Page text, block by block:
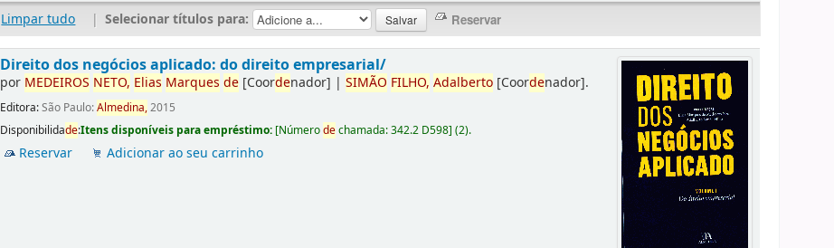
Limpar tudo | Selecionar títulos para:
Direito dos negócios aplicado: do direito empresarial/
por MEDEIROS NETO, Elias Marques de [Coordenador] |SIMÃO FILHO, Adalberto [Coordenador].
Editora:São Paulo:Almedina,2015
Disponibilidade:Itens disponíveis para empréstimo: [Númerodechamada:342.2 D598](2).
Reservar Adicionar ao seu carrinho